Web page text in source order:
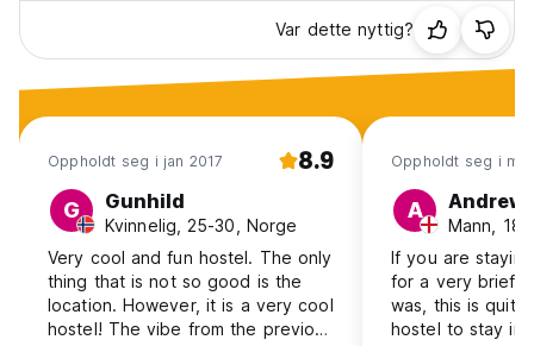
Var dette nyttig?
Oppholdt seg i jan 2017 8.9
G Gunhild
Kvinnelig, 25-30, Norge
Very cool and fun hostel. The only
thing that is not so good is the
location. However, it is a very cool
hostel! The vibe from the previous
Oppholdt seg i
A Andrew
Mann, 18-
If you are
for a very brief
was, this is quite
hostel to stay in.